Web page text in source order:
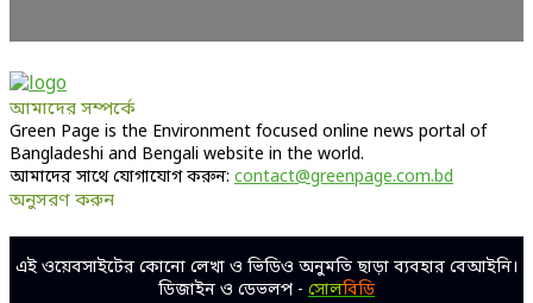
আমাদের সম্পর্কে
Green Page is the Environment focused online news portal of
Bangladeshi and Bengali website in the world.
আমাদের সাথে যোগাযোগ করুন: contact@greenpage.com.bd
অনুসরণ করুন
এই ওয়েবসাইটের কোনো লেখা ও ভিডিও অনুমতি ছাড়া ব্যবহার বেআইনি।
ডিজাইন ও ডেভলপ - সোলবিডি